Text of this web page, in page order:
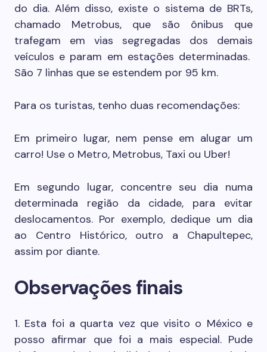
do dia. Além disso, existe o sistema de BRTs,
chamado Metrobus, que são ônibus que
trafegam em vias segregadas dos demais
veículos e param em estações determinadas.
São 7 linhas que se estendem por 95 km.
Para os turistas, tenho duas recomendações:
Em primeiro lugar, nem pense em alugar um
carro! Use o Metro, Metrobus, Taxi ou Uber!
Em segundo lugar, concentre seu dia numa
determinada região da cidade, para evitar
deslocamentos. Por exemplo, dedique um dia
ao Centro Histórico, outro a Chapultepec,
assim por diante.
Observações finais
1. Esta foi a quarta vez que visito o México e
posso afirmar que foi a mais especial. Pude